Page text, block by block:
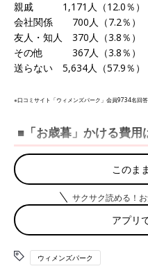
親戚 1,171人（12.0％）
会社関係 700人（7.2％）
友人・知人 370人（3.8％）
その他 367人（3.8％）
送らない 5,634人（57.9％）
※口コミサイト「ウィメンズパーク」会員9734名回
■「お歳暮」かける費用
Q.お歳暮でかかる総額の費用
～5000円未満 1859人
5000～10000円未満 1347
10000～15000円未満 512
20000～25000円未満 94人
このま
サクサク読める！
アプリ
ウィメンズパーク